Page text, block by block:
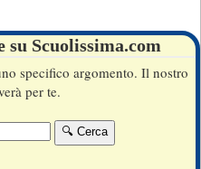
su Scuolissima.com
specifico argomento. Il nostro
per te.